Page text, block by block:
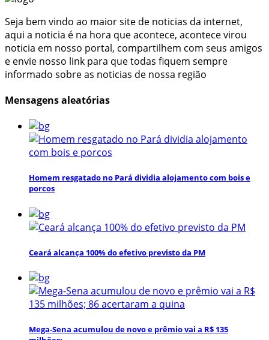
Seja bem vindo ao maior site de noticias da internet,
aqui a noticia é na hora que acontece, acontece virou
noticia em nosso portal, compartilhem com seus amigos
e envie nosso link para que todas fiquem sempre
informado sobre as noticias de nossa região
Mensagens aleatórias
Homem resgatado no Pará dividia alojamento com bois e
porcos
Ceará alcança 100% do efetivo previsto da PM
Mega-Sena acumulou de novo e prêmio vai a R$ 135